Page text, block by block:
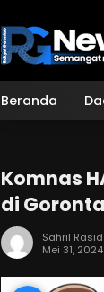
Beranda
Komnas
di
Sahril Rasid
Mei 31, 2024